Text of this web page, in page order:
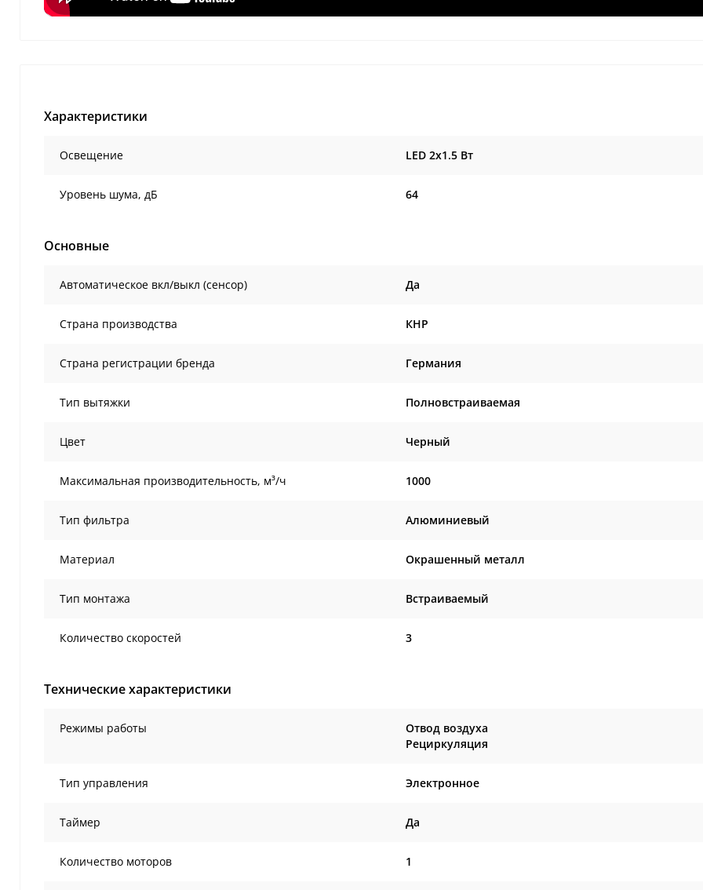
Характеристики
Освещение LED 2x1.5 Вт
Уровень шума, дБ 64
Основные
Автоматическое вкл/выкл (сенсор) Да
Страна производства КНР
Страна регистрации бренда Германия
Тип вытяжки Полновстраиваемая
Цвет Черный
Максимальная производительность, м³/ч 1000
Тип фильтра Алюминиевый
Материал Окрашенный металл
Тип монтажа Встраиваемый
Количество скоростей 3
Технические характеристики
Режимы работы
Отвод воздуха
Рециркуляция
Тип управления Электронное
Таймер Да
Количество моторов 1